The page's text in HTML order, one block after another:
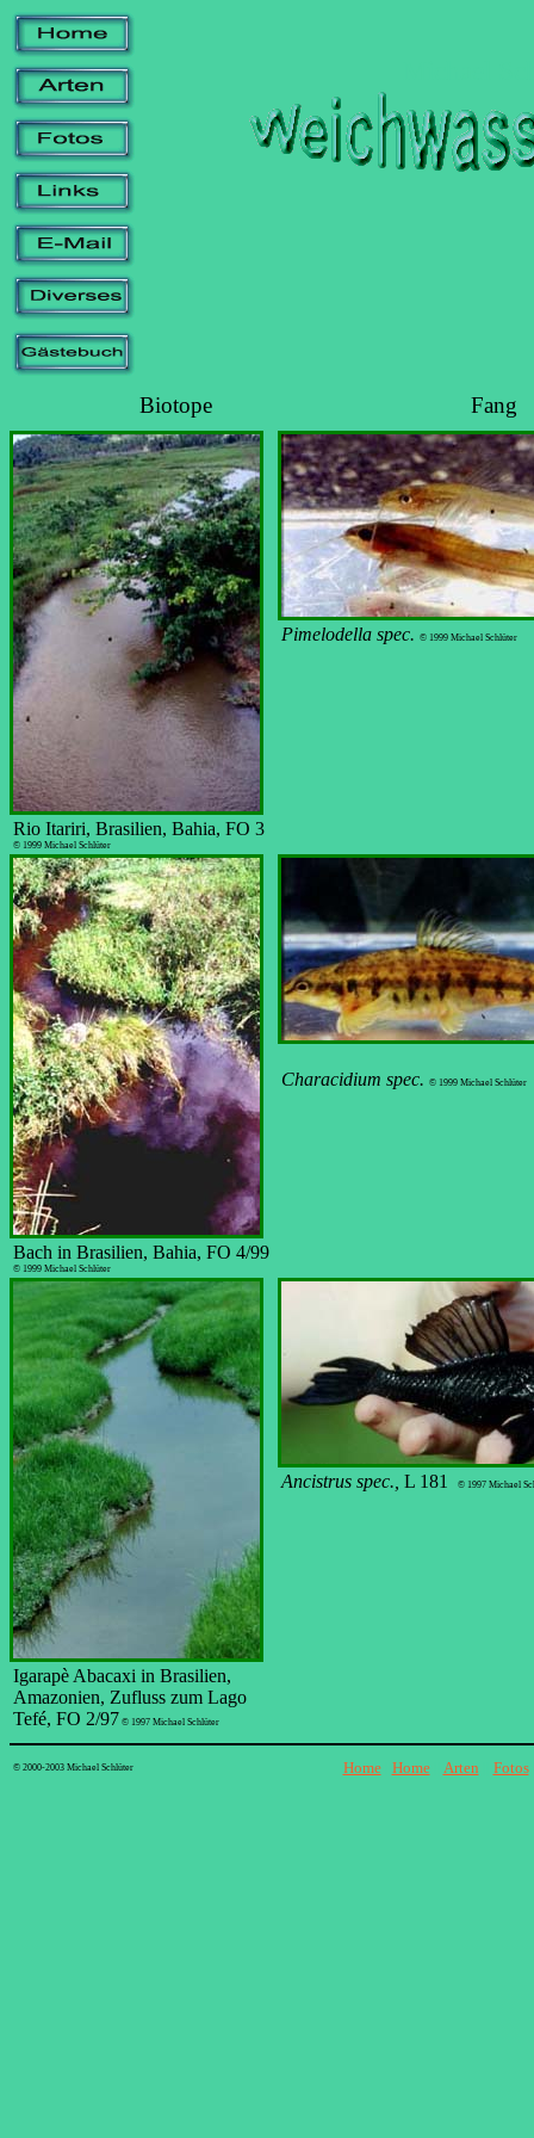
Biotope Fang
Rio Itariri, Brasilien, Bahia, FO 3
© 1999 Michael Schlüter
Pimelodella spec. © 1999 Michael Schlüter
Bach in Brasilien, Bahia, FO 4/99
© 1999 Michael Schlüter
Characidium spec. © 1999 Michael Schlüter
Igarapè Abacaxi in Brasilien,
Amazonien, Zufluss zum Lago
Tefé, FO 2/97 © 1997 Michael Schlüter
Ancistrus spec., L 181 © 1997 Michael
© 2000-2003 Michael Schlüter Home|| Home|| Arten Fotos